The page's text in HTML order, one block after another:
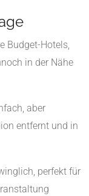
Budget-Hotels,
in der Nähe
aber
entfernt und in
perfekt für